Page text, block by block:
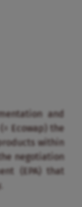
and
Ecowap) the
within
negotiation
(EPA) that